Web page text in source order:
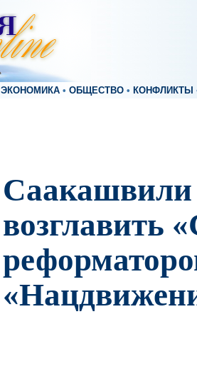
ЭКОНОМИКА • ОБЩЕСТВО • КОНФЛИКТЫ
Саакашвили
возглавить